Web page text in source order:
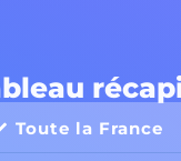
Toute la France